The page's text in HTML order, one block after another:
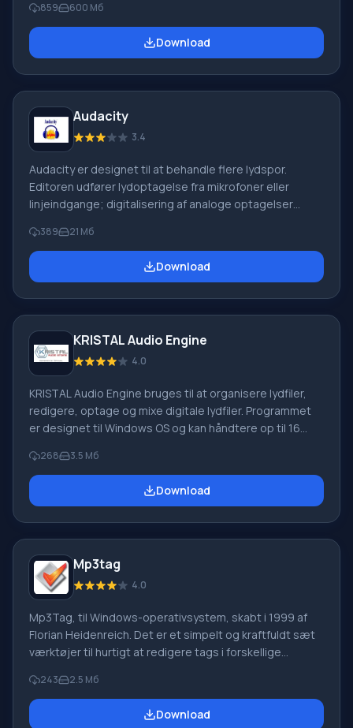
næsten enhver genre. Populariteten af FL Studio blandt
brugere på forskellige niveauer – fra professionelle til
amatører – forklares enkelt: når du først har vænnet dig
859 600 Мб
Download
Audacity
3.4
Audacity er designet til at behandle flere lydspor.
Editoren udfører lydoptagelse fra mikrofoner eller
linjeindgange; digitalisering af analoge optagelser
klipning) af musik i WAV, MP3, OGG Vorbis-formater.
Audacity er et professionelt program til behandling af
lydfiler, der indtager en førende position i denne sektor
arbejde med
389 21 Mб
Download
KRISTAL Audio Engine
4.0
KRISTAL Audio Engine bruges til at organisere lydfiler,
redigere, optage og mixe digitale lydfiler. Programmet
er designet til Windows OS og kan håndtere op til 16
modulært system. Hovedmodulet viser konsollen, mens
andre elementer indlæses som separate plugins.
Hovedfunktionalitet: Behandling af lydfiler 16/24/32 bit.
268 3.5 Mб
Download
Mp3tag
4.0
Mp3Tag, til Windows-operativsystem, skabt i 1999 af
Florian Heidenreich. Det er et simpelt og kraftfuldt sæt
værktøjer til hurtigt at redigere tags i forskellige
kommentarer og MP3-filer; erstatter ord og tegn.
Eksport/import af data og brugerskripter er mulig;
oprettelse og administration af afspilningslister;
243 2.5 Mб
Download